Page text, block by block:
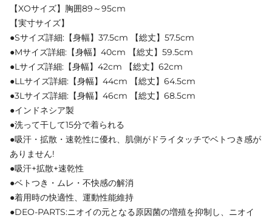
【XOサイズ】胸囲89～95cm
【実寸サイズ】
●Sサイズ詳細:【身幅】37.5cm 【総丈】57.5cm
●Mサイズ詳細:【身幅】40cm 【総丈】59.5cm
●Lサイズ詳細:【身幅】42cm 【総丈】62cm
●LLサイズ詳細:【身幅】44cm 【総丈】64.5cm
●3Lサイズ詳細:【身幅】46cm 【総丈】68.5cm
●インドネシア製
●洗って干して15分で着られる
●吸汗・拡散・速乾性に優れ、肌側がドライタッチでベトつき感が
ありません!
●吸汗+拡散+速乾性
●ベトつき・ムレ・不快感の解消
●着用時の快適性、運動性能維持
●DEO-PARTS:ニオイの元となる原因菌の増殖を抑制し、ニオイ